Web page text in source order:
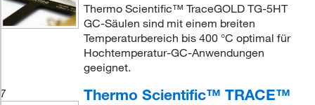
Thermo Scientific™ TraceGOLD TG-5HT
GC-Säulen sind mit einem breiten
Temperaturbereich bis 400 °C optimal für
Hochtemperatur-GC-Anwendungen
geeignet.
7
Thermo Scientific™ TRACE™